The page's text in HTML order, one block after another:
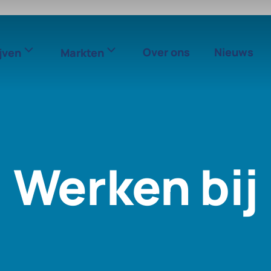
Markten Over ons Nieuws
Werken bij